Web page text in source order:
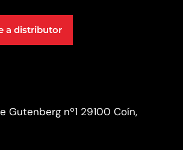
a distributor
Gutenberg nº1 29100 Coín,